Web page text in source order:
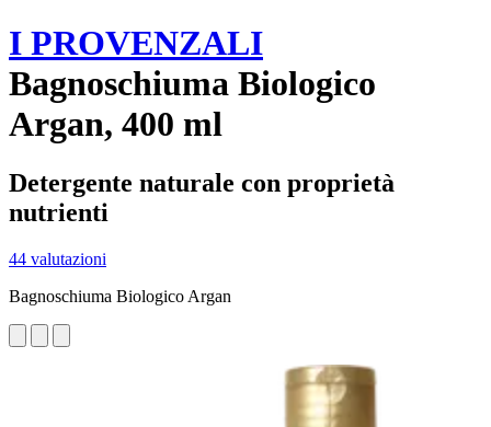
I PROVENZALI
Bagnoschiuma Biologico
Argan, 400 ml
Detergente naturale con proprietà
nutrienti
44 valutazioni
Bagnoschiuma Biologico Argan